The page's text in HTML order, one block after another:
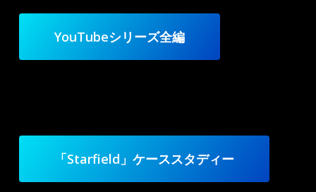
YouTubeシリーズ全編
「Starfield」ケーススタディー